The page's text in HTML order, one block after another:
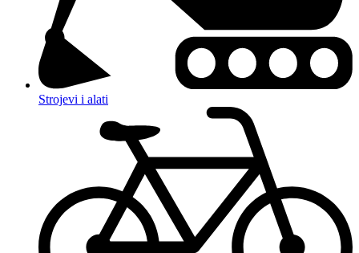
Strojevi i alati